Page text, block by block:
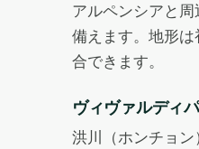
アルペンシアと
備えます。地形
合できます。
ヴィヴァルディ
洪川（ホンチョ